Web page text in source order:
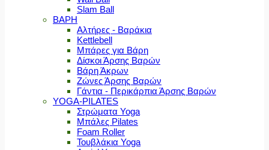
Slam Ball
ΒΑΡΗ
Αλτήρες - Βαράκια
Kettlebell
Μπάρες για Βάρη
Δίσκοι Άρσης Βαρών
Βάρη Άκρων
Ζώνες Άρσης Βαρών
Γάντια - Περικάρπια Άρσης Βαρών
YOGA-PILATES
Στρώματα Yoga
Μπάλες Pilates
Foam Roller
Τουβλάκια Yoga